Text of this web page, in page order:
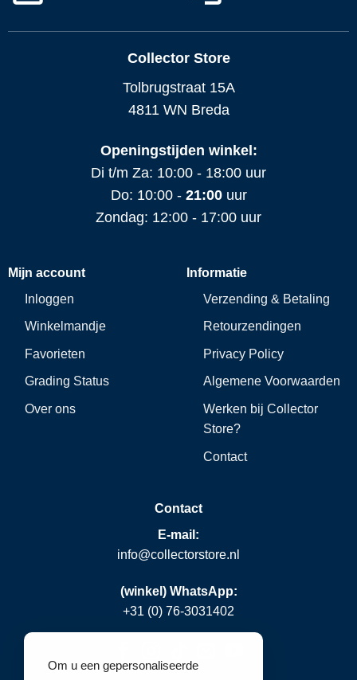
Collector Store
Tolbrugstraat 15A
4811 WN Breda
Openingstijden winkel:
Di t/m Za: 10:00 - 18:00 uur
Do: 10:00 - 21:00uur
Zondag: 12:00 - 17:00 uur
Mijn account
Inloggen
Winkelmandje
Favorieten
Grading Status
Over ons
Informatie
Verzending & Betaling
Retourzendingen
Privacy Policy
Algemene Voorwaarden
Werken bij Collector
Store?
Contact
Contact
E-mail:
info@collectorstore.nl
(winkel) WhatsApp:
+31 (0) 76-3031402
Om u een gepersonaliseerde